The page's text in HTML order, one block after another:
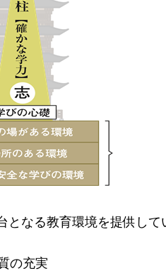
なる教育環境を提供して
充実